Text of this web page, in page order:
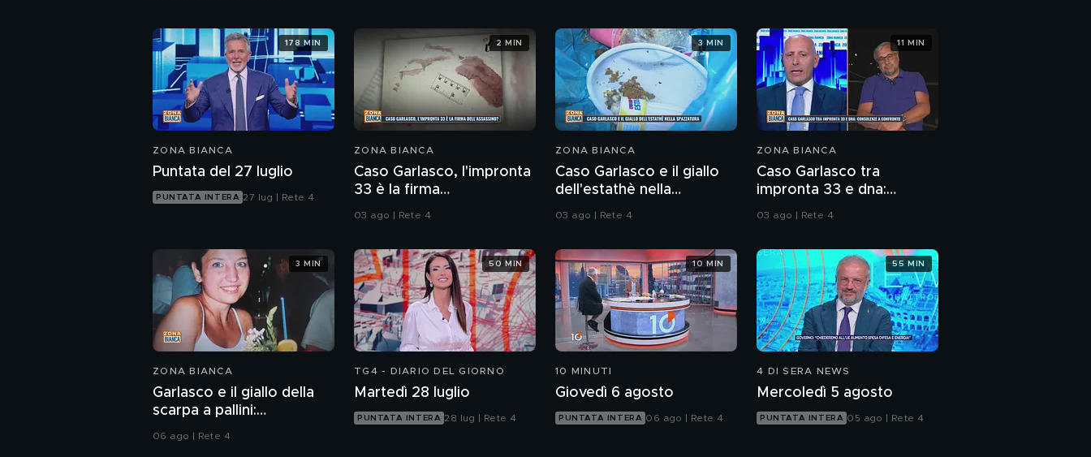
Giornata mondiale
alzheimer, le iniziative
Zucca burger
ZONA BIANCA
Puntata del 27 luglio
PUNTATA INTERA 27 lug | Rete 4
178 MIN
ZONA BIANCA
Caso Garlasco, l'impronta
33 è la firma
dell'assassino?
03 ago | Rete 4
2 MIN
ZONA BIANCA
Caso Garlasco e il giallo
dell'estathè nella
spazzatura
03 ago | Rete 4
3 MIN
ZONA BIANCA
Caso Garlasco tra
impronta 33 e dna:
consulenze a confronto
03 ago | Rete 4
11 MIN
ZONA BIANCA
Garlasco e il giallo della
scarpa a pallini:
compatibile col piede di
06 ago | Rete 4
3 MIN
TG4 - DIARIO DEL GIORNO
Martedì 28 luglio
PUNTATA INTERA 28 lug | Rete 4
50 MIN
10 MINUTI
Giovedì 6 agosto
PUNTATA INTERA 06 ago | Rete 4
10 MIN
4 DI SERA NEWS
Mercoledì 5 agosto
PUNTATA INTERA 05 ago | Rete 4
55 MIN